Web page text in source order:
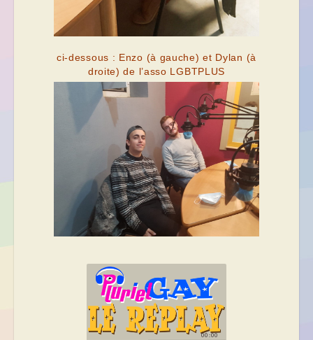
ci-dessous : Enzo (à gauche) et Dylan (à
droite) de l’asso LGBTPLUS
00:00